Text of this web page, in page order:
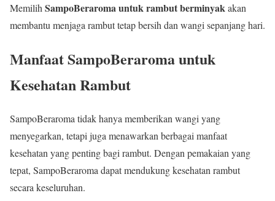
MemilihSampoBeraroma untuk rambut berminyakakan
membantu menjaga rambut tetap bersih dan wangi sepanjang hari.
Manfaat SampoBeraroma untuk
Kesehatan Rambut
SampoBeraroma tidak hanya memberikan wangi yang
menyegarkan, tetapi juga menawarkan berbagai manfaat
kesehatan yang penting bagi rambut. Dengan pemakaian yang
tepat, SampoBeraroma dapat mendukung kesehatan rambut
secara keseluruhan.